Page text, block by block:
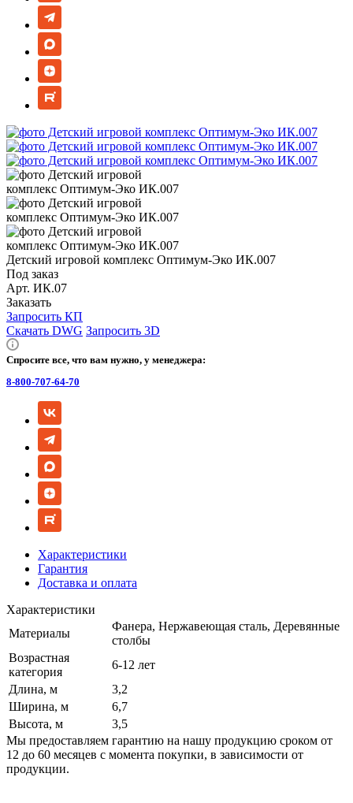
Детский игровой комплекс Оптимум-Эко ИК.007
Под заказ
Арт. ИК.07
Заказать
Запросить КП
Скачать DWG Запросить 3D
Спросите все, что вам нужно, у менеджера:
8-800-707-64-70
Характеристики
Гарантия
Доставка и оплата
Характеристики
Материалы
Фанера, Нержавеющая сталь, Деревянные
столбы
Возрастная
категория
6-12 лет
Длина, м
3,2
Ширина, м
6,7
Высота, м
3,5
Мы предоставляем гарантию на нашу продукцию сроком от
12 до 60 месяцев с момента покупки, в зависимости от
продукции.